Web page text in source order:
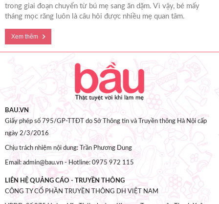
trong giai đoạn chuyển từ bú mẹ sang ăn dặm. Vì vậy, bé mấy
tháng mọc răng luôn là câu hỏi được nhiều mẹ quan tâm.
Xem thêm
BAU.VN
Giấy phép số 795/GP-TTĐT do Sở Thông tin và Truyền thông Hà Nội cấp
ngày 2/3/2016
Chịu trách nhiệm nội dung: Trần Phương Dung
Email: admin@bau.vn - Hotline: 0975 972 115
LIÊN HỆ QUẢNG CÁO - TRUYỀN THÔNG
CÔNG TY CỔ PHẦN TRUYỀN THÔNG DH VIỆT NAM